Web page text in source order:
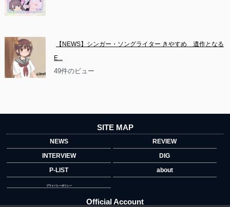
【NEWS】シンガー・ソングライター きやすめ　遺作となる
E...
49件のビュー
SITE MAP
NEWS
REVIEW
INTERVIEW
DIG
P-LIST
about
プライバシーポリシー
Official Account